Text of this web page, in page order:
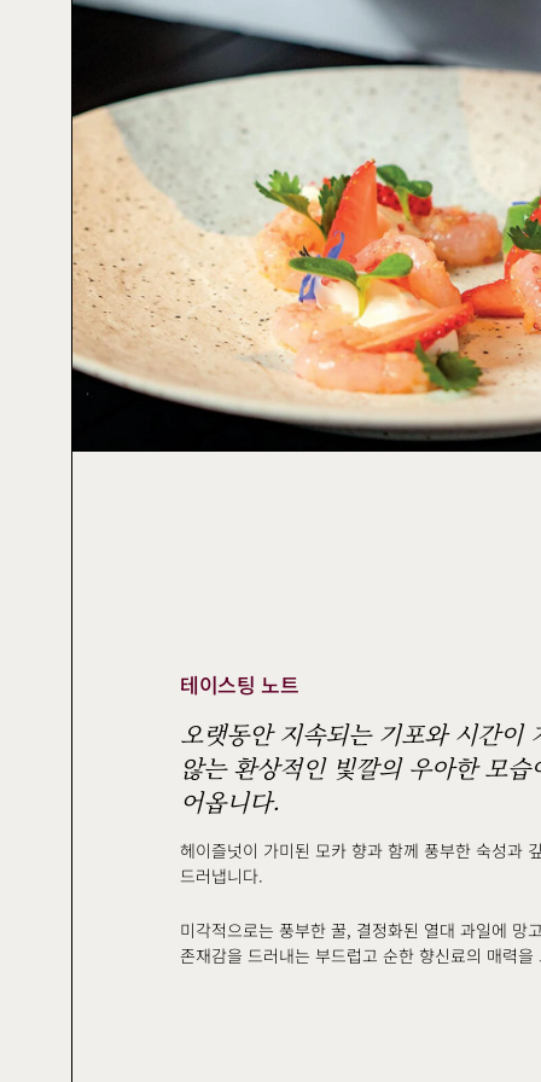
테이스팅 노트
오랫동안 지속되는 기포와 시간이
않는 환상적인 빛깔의 우아한 모
어옵니다.
헤이즐넛이 가미된 모카 향과 함께 풍부한 숙성과
드러냅니다.
미각적으로는 풍부한 꿀, 결정화된 열대 과일에
존재감을 드러내는 부드럽고 순한 향신료의 매력